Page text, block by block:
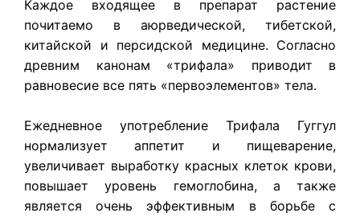
Каждое входящее в препарат растение
почитаемо в аюрведической, тибетской,
китайской и персидской медицине. Согласно
древним канонам «трифала» приводит в
равновесие все пять «первоэлементов» тела.
Ежедневное употребление Трифала Гуггул
нормализует аппетит и пищеварение,
увеличивает выработку красных клеток крови,
повышает уровень гемоглобина, а также
является очень эффективным в борьбе с